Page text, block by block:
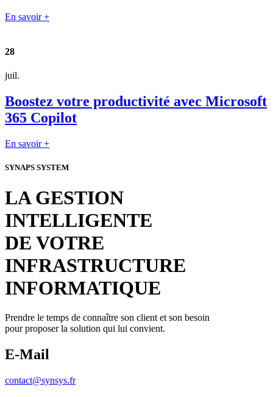
En savoir +
28
juil.
Boostez votre productivité avec Microsoft
365 Copilot
En savoir +
SYNAPS SYSTEM
LA GESTION
INTELLIGENTE
DE VOTRE
INFRASTRUCTURE
INFORMATIQUE
Prendre le temps de connaître son client et son besoin
pour proposer la solution qui lui convient.
E-Mail
contact@synsys.fr